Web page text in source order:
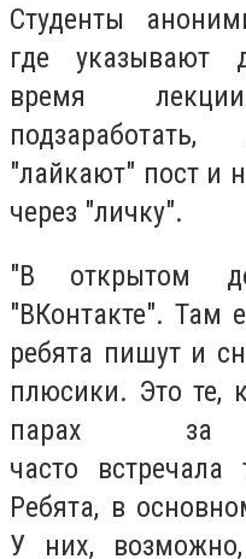
Студенты
где указывают
время
"лайкают" пост и
через "личку".
"В открытом
"ВКонтакте". Там
ребята пишут и
плюсики. Это те,
парах
часто встречала
Ребята, в
У них,